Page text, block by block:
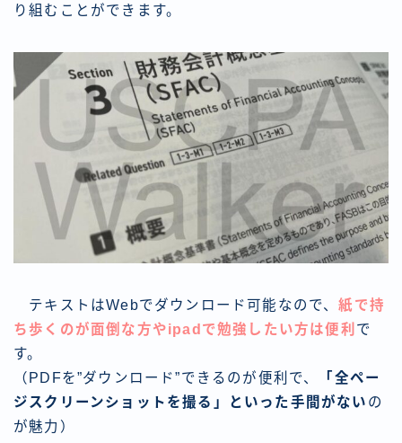
り組むことができます。
テキストはWebでダウンロード可能なので、紙で持
ち歩くのが面倒な方やipadで勉強したい方は便利 で
す。
（PDFを”ダウンロード”できるのが便利で、
「全ペー
ジスクリーンショットを撮る」といった手間がない の
が魅力）